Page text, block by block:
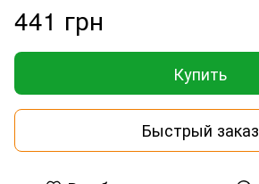
441 грн
Купить
Быстрый заказ